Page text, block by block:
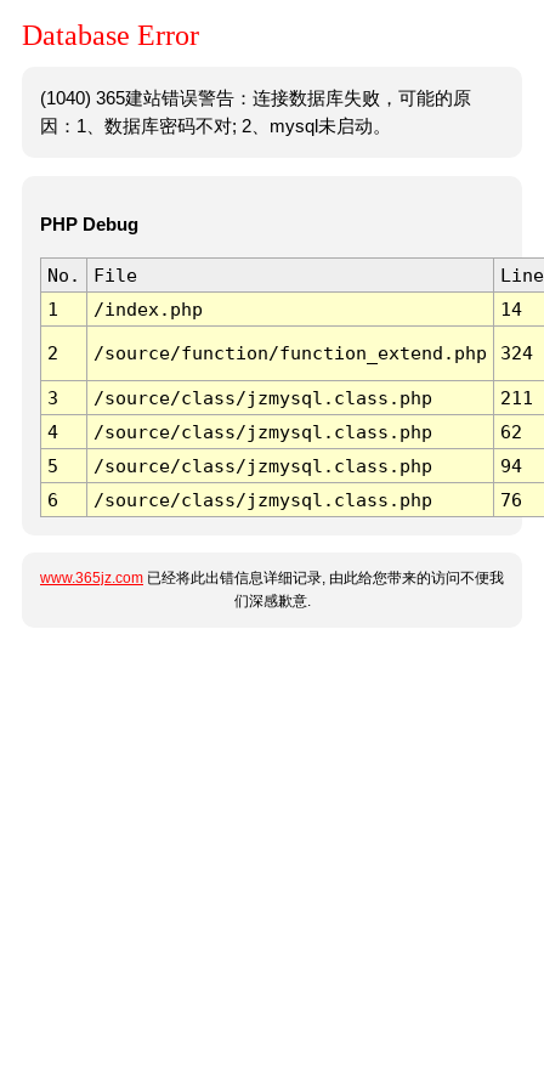
Database Error
(1040) 365建站错误警告：连接数据库失败，可能的原
因：1、数据库密码不对; 2、mysql未启动。
PHP Debug
No. File
Line
1
/index.php 14
2 /source/function/function_extend.php 324
3 /source/class/jzmysql.class.php
211
4
/source/class/jzmysql.class.php
62
5
/source/class/jzmysql.class.php
94
6
/source/class/jzmysql.class.php 76
www.365jz.com 已经将此出错信息详细记录, 由此给您带来的访问不便我
们深感歉意.